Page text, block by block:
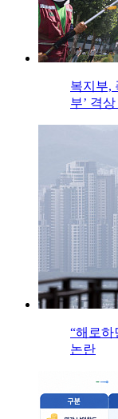
복지부,
부’ 격
“해로하
논란